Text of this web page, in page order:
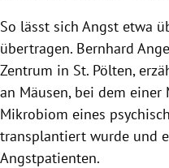
So lässt sich Angst etwa
übertragen. Bernhard
Zentrum in St. Pölten,
an Mäusen, bei dem einer
Mikrobiom eines
transplantiert wurde und
Angstpatienten.